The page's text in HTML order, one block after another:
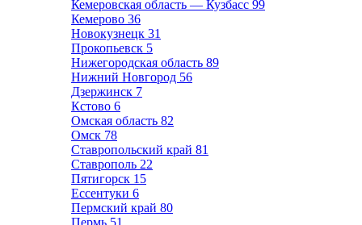
Кемеровская область — Кузбасс 99
Кемерово 36
Новокузнецк 31
Прокопьевск 5
Нижегородская область 89
Нижний Новгород 56
Дзержинск 7
Кстово 6
Омская область 82
Омск 78
Ставропольский край 81
Ставрополь 22
Пятигорск 15
Ессентуки 6
Пермский край 80
Пермь 51